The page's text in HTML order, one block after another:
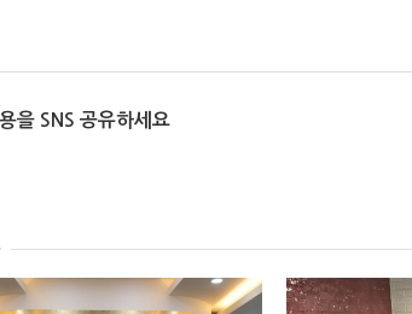
을 SNS 공유하세요